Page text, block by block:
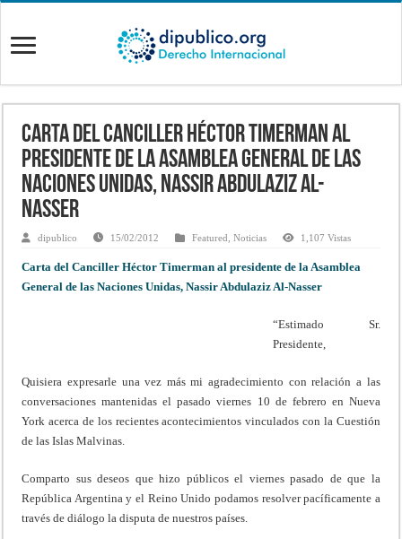
Carta del Canciller Héctor Timerman al
presidente de la Asamblea General de las
Naciones Unidas, Nassir Abdulaziz Al-
Nasser
dipublico 15/02/2012 Featured ,Noticias 1,107 Vistas
Carta del Canciller Héctor Timerman al presidente de la Asamblea
General de las Naciones Unidas, Nassir Abdulaziz Al-Nasser
“Estimado Sr.
Presidente,
Quisiera expresarle una vez más mi agradecimiento con relación a las
conversaciones mantenidas el pasado viernes 10 de febrero en Nueva
York acerca de los recientes acontecimientos vinculados con la Cuestión
de las Islas Malvinas.
Comparto sus deseos que hizo públicos el viernes pasado de que la
República Argentina y el Reino Unido podamos resolver pacíficamente a
través de diálogo la disputa de nuestros países.